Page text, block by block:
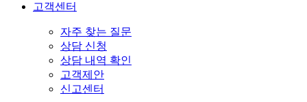
고객센터
자주 찾는 질문
상담 신청
상담 내역 확인
고객제안
신고센터